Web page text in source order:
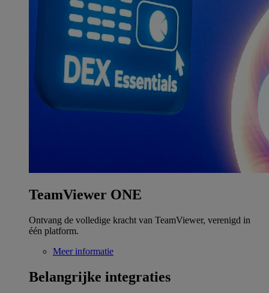
TeamViewer ONE
Ontvang de volledige kracht van TeamViewer, verenigd in
één platform.
Meer informatie
Belangrijke integraties